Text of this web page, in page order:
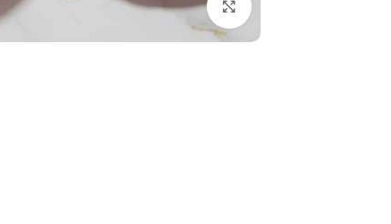
بزرگنمایی تصویر